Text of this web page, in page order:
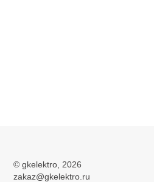
© gkelektro , 2026
zakaz@gkelektro.ru